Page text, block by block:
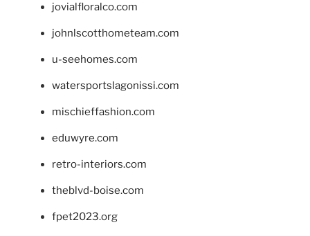
jovialfloralco.com
johnlscotthometeam.com
u-seehomes.com
watersportslagonissi.com
mischieffashion.com
eduwyre.com
retro-interiors.com
theblvd-boise.com
fpet2023.org